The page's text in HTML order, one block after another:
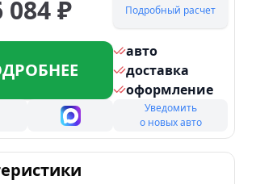
084₽ Подробный расчет
авто
доставка
оформление
Уведомить
о новых авто